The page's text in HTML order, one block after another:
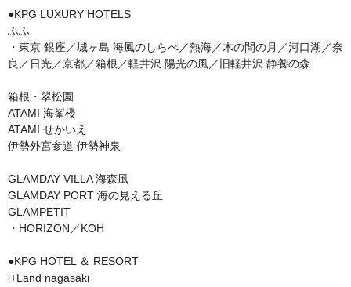
●KPG LUXURY HOTELS
ふふ
・東京 銀座／城ヶ島 海風のしらべ／熱海／木の間の月／河口湖／奈
良／日光／京都／箱根／軽井沢 陽光の風／旧軽井沢 静養の森
箱根・翠松園
ATAMI 海峯楼
ATAMI せかいえ
伊勢外宮参道 伊勢神泉
GLAMDAY VILLA 海森風
GLAMDAY PORT 海の見える丘
GLAMPETIT
・HORIZON／KOH
●KPG HOTEL ＆ RESORT
i+Land nagasaki